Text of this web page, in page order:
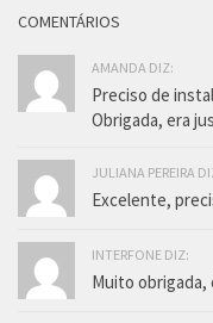
COMENTÁRIOS
AMANDA DIZ:
Preciso de
Obrigada, era
JULIANA PEREIRA
Excelente,
INTERFONE DIZ:
Muito obrigada,